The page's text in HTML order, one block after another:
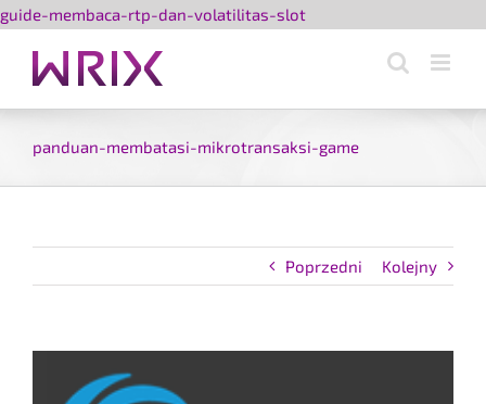
guide-membaca-rtp-dan-volatilitas-slotPrzejdź
panduan-membatasi-mikrotransaksi-game
Poprzedni Kolejny
większy